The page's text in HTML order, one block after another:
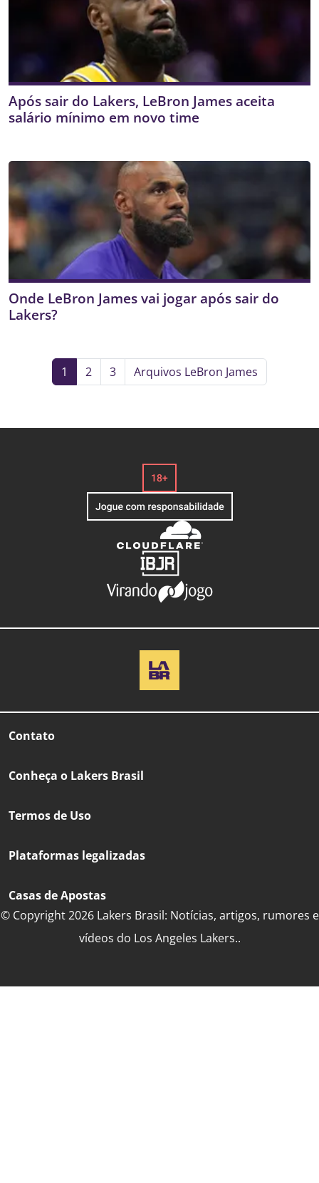
Após sair do Lakers, LeBron James aceita
salário mínimo em novo time
Onde LeBron James vai jogar após sair do
Lakers?
1 2 3 Arquivos LeBron James
Contato
Conheça o Lakers Brasil
Termos de Uso
Plataformas legalizadas
Casas de Apostas
© Copyright 2026 Lakers Brasil: Notícias, artigos, rumores e
vídeos do Los Angeles Lakers..